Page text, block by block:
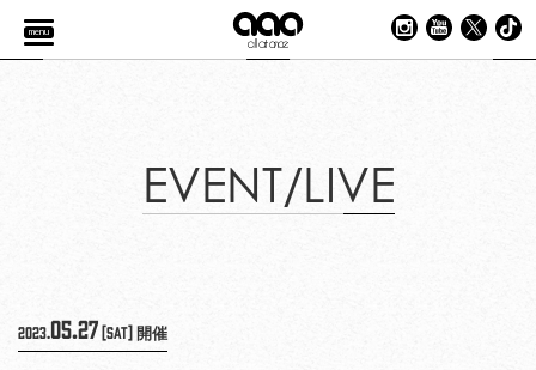
menu
EVENT/LIVE
2023.05.27[Sat]開催